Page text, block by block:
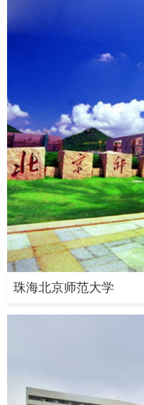
珠海北京师范大学